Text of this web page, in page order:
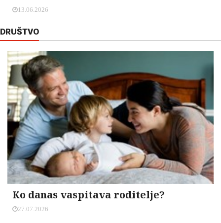
13.06.2026
DRUŠTVO
Ko danas vaspitava roditelje?
27.07.2026